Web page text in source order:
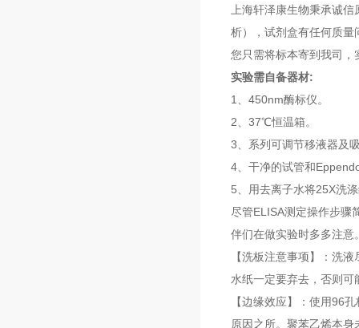
上海轩泽康生物秉承诚信
析），试剂盒有任何质量
您只需将标本寄到我司
实验需自备器材:
1、450nm酶标仪。
2、37℃恒温箱。
3、系列可调节移液器及
4、干净的试管和
5、用去离子水将25X洗
尽管ELISA测定操作步骤
伴们在做实验时多多注意
【洗板注意事项】：洗
水纸一定要弃去，否则可
【边缘效应】：使用96
原因之所。聚苯乙烯本